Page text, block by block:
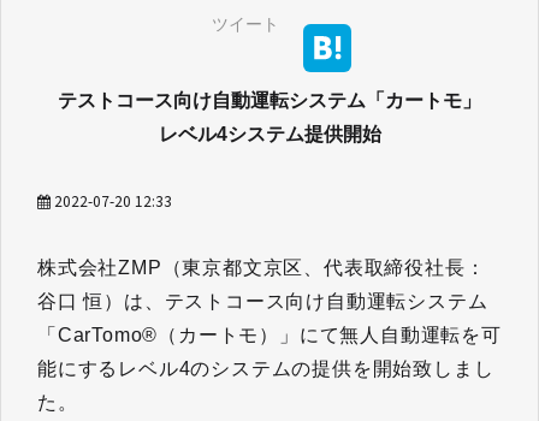
ツイート
テストコース向け自動運転システム「カートモ」
レベル4システム提供開始
2022-07-20 12:33
株式会社ZMP（東京都文京区、代表取締役社長：
谷口 恒）は、テストコース向け自動運転システム
「CarTomo®（カートモ）」にて無人自動運転を可
能にするレベル4のシステムの提供を開始致しまし
た。